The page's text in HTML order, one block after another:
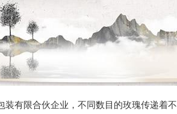
有限合伙企业，不同数目的玫瑰传递着